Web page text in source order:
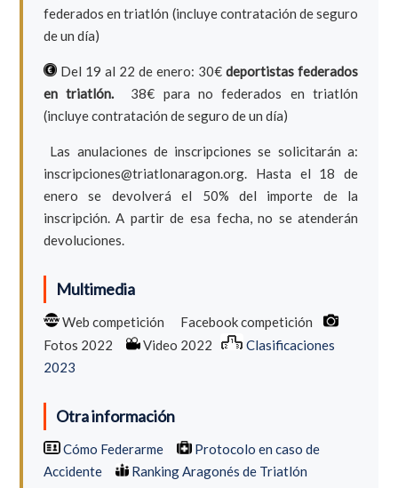
federados en triatlón (incluye contratación de seguro
de un día)
Del 19 al 22 de enero: 30€deportistas federados
en triatlón. 38€ para no federados en triatlón
(incluye contratación de seguro de un día)
Las anulaciones de inscripciones se solicitarán a:
inscripciones@triatlonaragon.org. Hasta el 18 de
enero se devolverá el 50% del importe de la
inscripción. A partir de esa fecha, no se atenderán
devoluciones.
Multimedia
Web competición
Facebook competición
Fotos 2022
Video 2022
Clasificaciones
2023
Otra información
Cómo Federarme
Protocolo en caso de
Accidente
Ranking Aragonés de Triatlón